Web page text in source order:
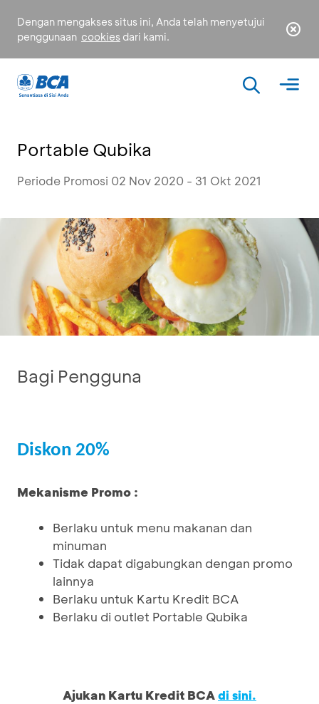
Dengan mengakses situs ini, Anda telah menyetujui
penggunaan cookies dari kami.
Portable Qubika
Periode Promosi 02 Nov 2020 - 31 Okt 2021
Bagi Pengguna
Diskon 20%
Mekanisme Promo :
Berlaku untuk menu makanan dan
minuman
Tidak dapat digabungkan dengan promo
lainnya
Berlaku untuk Kartu Kredit BCA
Berlaku di outlet Portable Qubika
Ajukan Kartu Kredit BCAdi sini.